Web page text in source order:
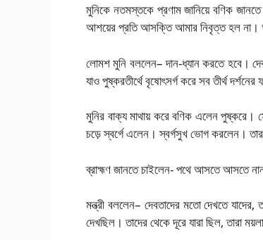
মুনিকে নতমস্তকে প্রণাম জানিয়ে বণিক
আশয়ের প্রতি আসক্তি আমার নিবৃত্ত হল না।
লোমশ মুনি বললেন– দান-ধ্যান করতে হবে।
যাও পুষ্করতীর্থে বৃষোৎসর্গ করে সব তীর্থ
মুনির বাক্য মাথায় করে বণিক এলেন পুষ্করে।
চড়ে স্বর্গে এলেন। স্বর্গসুখ ভোগ করলেন।
ব্রাহ্মণ জানতে চাইলেন- পথে আসতে আসতে
মন্ত্রী বললেন– দেবতাদের মতো দেখতে যাদের,
দেখছিল। তাদের থেকে দূরে যারা ছিল, তারা